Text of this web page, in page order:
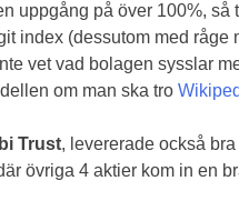
uppgång på över 100%, så
index (dessutom med råge
vet vad bolagen sysslar
om man ska tro
Trust, levererade också
övriga 4 aktier kom in en